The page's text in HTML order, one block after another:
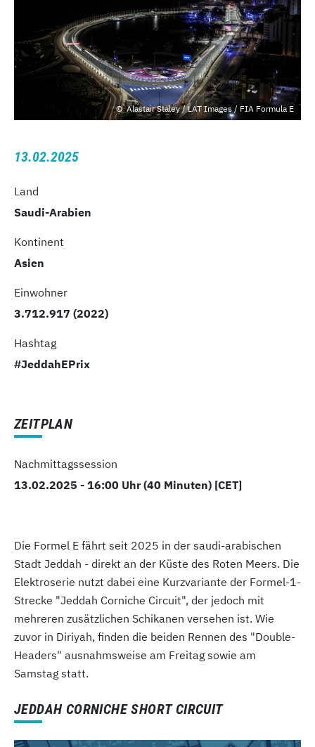
Alastair Staley / LAT Images / FIA Formula E
13.02.2025
Land
Saudi-Arabien
Kontinent
Asien
Einwohner
3.712.917 (2022)
Hashtag
#JeddahEPrix
ZEITPLAN
Nachmittagssession
13.02.2025 - 16:00 Uhr (40 Minuten) [CET]
Die Formel E fährt seit 2025 in der saudi-arabischen
Stadt Jeddah - direkt an der Küste des Roten Meers. Die
Elektroserie nutzt dabei eine Kurzvariante der Formel-1-
Strecke "Jeddah Corniche Circuit", der jedoch mit
mehreren zusätzlichen Schikanen versehen ist. Wie
zuvor in Diriyah, finden die beiden Rennen des "Double-
Headers" ausnahmsweise am Freitag sowie am
Samstag statt.
JEDDAH CORNICHE SHORT CIRCUIT